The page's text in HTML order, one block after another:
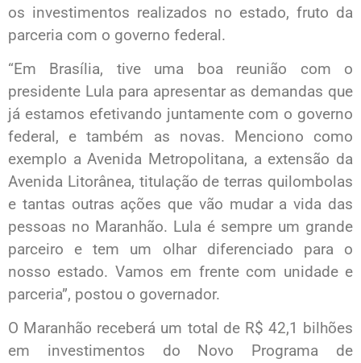
os investimentos realizados no estado, fruto da
parceria com o governo federal.
“Em Brasília, tive uma boa reunião com o
presidente Lula para apresentar as demandas que
já estamos efetivando juntamente com o governo
federal, e também as novas. Menciono como
exemplo a Avenida Metropolitana, a extensão da
Avenida Litorânea, titulação de terras quilombolas
e tantas outras ações que vão mudar a vida das
pessoas no Maranhão. Lula é sempre um grande
parceiro e tem um olhar diferenciado para o
nosso estado. Vamos em frente com unidade e
parceria”, postou o governador.
O Maranhão receberá um total de R$ 42,1 bilhões
em investimentos do Novo Programa de